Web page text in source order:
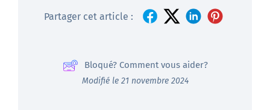
Partager cet article :
Bloqué? Comment vous aider?
Modifié le 21 novembre 2024